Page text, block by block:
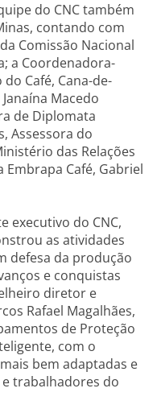
do CNC também
contando com
Comissão Nacional
a Coordenadora-
Café, Cana-de-
Macedo
de Diplomata
Assessora do
das Relações
Embrapa Café, Gabriel
executivo do CNC,
as atividades
defesa da produção
e conquistas
diretor e
Rafael Magalhães,
de Proteção
com o
bem adaptadas e
trabalhadores do